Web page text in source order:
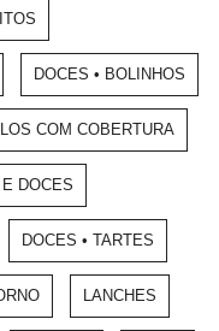
DOCES • BOLINHOS
COM COBERTURA
DOCES
DOCES • TARTES
LANCHES